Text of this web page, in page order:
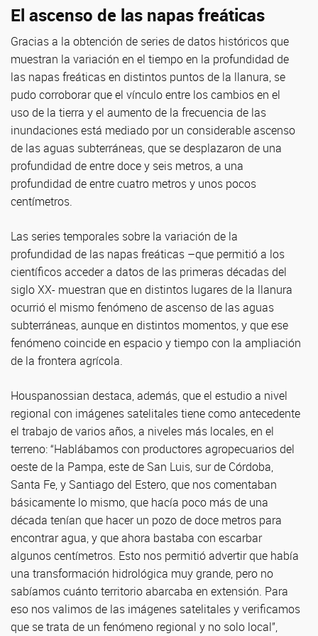
El ascenso de las napas freáticas
Gracias a la obtención de series de datos históricos que
muestran la variación en el tiempo en la profundidad de
las napas freáticas en distintos puntos de la llanura, se
pudo corroborar que el vínculo entre los cambios en el
uso de la tierra y el aumento de la frecuencia de las
inundaciones está mediado por un considerable ascenso
de las aguas subterráneas, que se desplazaron de una
profundidad de entre doce y seis metros, a una
profundidad de entre cuatro metros y unos pocos
centímetros.
Las series temporales sobre la variación de la
profundidad de las napas freáticas –que permitió a los
científicos acceder a datos de las primeras décadas del
siglo XX- muestran que en distintos lugares de la llanura
ocurrió el mismo fenómeno de ascenso de las aguas
subterráneas, aunque en distintos momentos, y que ese
fenómeno coincide en espacio y tiempo con la ampliación
de la frontera agrícola.
Houspanossian destaca, además, que el estudio a nivel
regional con imágenes satelitales tiene como antecedente
el trabajo de varios años, a niveles más locales, en el
terreno: “Hablábamos con productores agropecuarios del
oeste de la Pampa, este de San Luis, sur de Córdoba,
Santa Fe, y Santiago del Estero, que nos comentaban
básicamente lo mismo, que hacía poco más de una
década tenían que hacer un pozo de doce metros para
encontrar agua, y que ahora bastaba con escarbar
algunos centímetros. Esto nos permitió advertir que había
una transformación hidrológica muy grande, pero no
sabíamos cuánto territorio abarcaba en extensión. Para
eso nos valimos de las imágenes satelitales y verificamos
que se trata de un fenómeno regional y no solo local”,